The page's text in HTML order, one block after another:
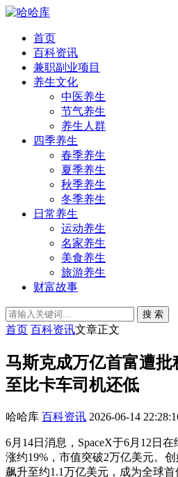
首页
百科资讯
兼职副业项目
养生文化
中医养生
节气养生
养生人群
四季养生
春季养生
夏季养生
秋季养生
冬季养生
日常养生
运动养生
名家养生
美食养生
旅游养生
财富故事
搜 索
首页 百科资讯文章正文
马斯克成万亿首富遭
至比卡车司机还低
哈哈库 百科资讯 2026-06-14
6月14日消息，SpaceX于6月12日
涨约19%，市值突破2万亿美元。
飙升至约1.1万亿美元，成为全球首